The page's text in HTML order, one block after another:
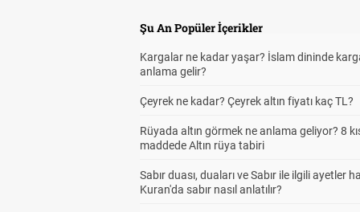
Şu An Popüler İçerikler
Kargalar ne kadar yaşar? İslam dininde
anlama gelir?
Çeyrek ne kadar? Çeyrek altın fiyatı kaç TL?
Rüyada altın görmek ne anlama geliyor? 8
maddede Altın rüya tabiri
Sabır duası, duaları ve Sabır ile ilgili ayetler
Kuran'da sabır nasıl anlatılır?